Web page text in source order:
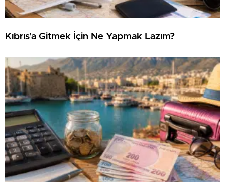
Kıbrıs’a Gitmek İçin Ne Yapmak Lazım?